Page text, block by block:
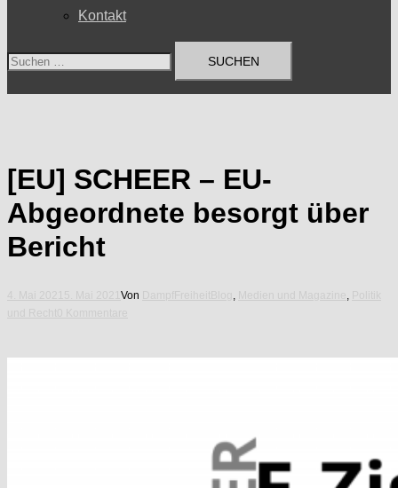
Kontakt
Suchen
[EU] SCHEER – EU-
Abgeordnete besorgt über
Bericht
Von , ,